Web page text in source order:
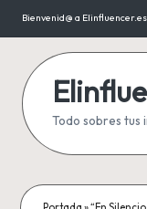
Saltar
contenido
Bienvenid@ a
Todo sobres